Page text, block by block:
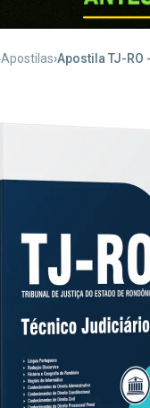
Apostilas Apostila TJ-